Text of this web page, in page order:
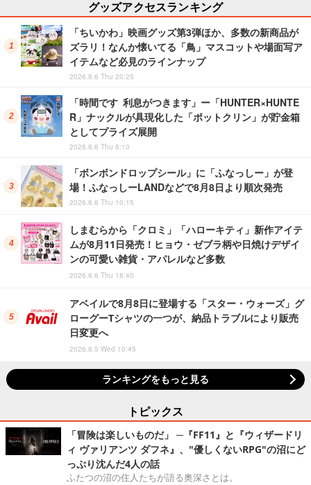
グッズアクセスランキング
「ちいかわ」映画グッズ第3弾ほか、多数の新商品が
ズラリ！なんか懐いてる「鳥」マスコットや場面写ア
イテムなど必見のラインナップ
2026.8.6 Thu 20:25
「時間です 利息がつきます」ー「HUNTER×HUNTE
R」ナックルが具現化した「ポットクリン」が貯金箱
としてプライズ展開
2026.8.6 Thu 6:10
「ボンボンドロップシール」に「ふなっしー」が登
場！ふなっしーLANDなどで8月8日より順次発売
2026.8.6 Thu 10:15
しまむらから「クロミ」「ハローキティ」新作アイテ
ムが8月11日発売！ヒョウ・ゼブラ柄や日焼けデザイ
ンの可愛い雑貨・アパレルなど多数
2026.8.6 Thu 18:40
アベイルで8月8日に登場する「スター・ウォーズ」グ
ローグーTシャツの一つが、納品トラブルにより販売
日変更へ
2026.8.5 Wed 10:45
ランキングをもっと見る
トピックス
「冒険は楽しいものだ」 ─『FF11』と『ウィザードリ
ィ ヴァリアンツ ダフネ』、"優しくないRPG"の沼にど
っぷり沈んだ4人の話
ふたつの沼の住人たちが語る奥深さとは。